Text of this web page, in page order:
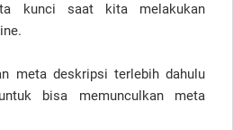
kunci saat kita melakukan
meta deskripsi terlebih dahulu
bisa memunculkan meta